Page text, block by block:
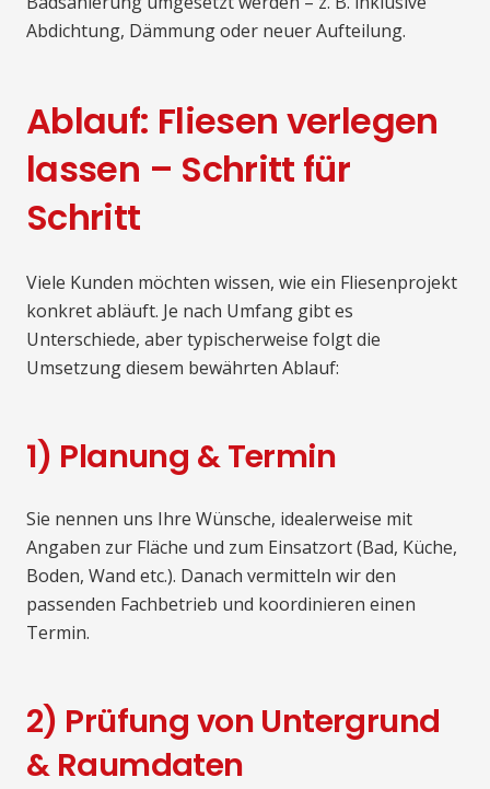
Abdichtung, Dämmung oder neuer Aufteilung.
Ablauf: Fliesen verlegen
lassen – Schritt für
Schritt
Viele Kunden möchten wissen, wie ein Fliesenprojekt
konkret abläuft. Je nach Umfang gibt es
Unterschiede, aber typischerweise folgt die
Umsetzung diesem bewährten Ablauf:
1) Planung & Termin
Sie nennen uns Ihre Wünsche, idealerweise mit
Angaben zur Fläche und zum Einsatzort (Bad, Küche,
Boden, Wand etc.). Danach vermitteln wir den
passenden Fachbetrieb und koordinieren einen
Termin.
2) Prüfung von Untergrund
& Raumdaten